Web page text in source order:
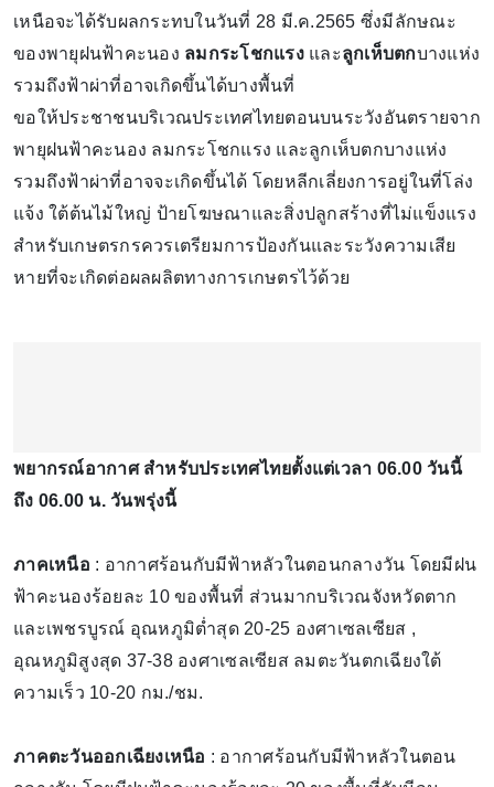
เหนือจะได้รับผลกระทบในวันที่ 28 มี.ค.2565 ซึ่งมีลักษณะ
ของพายุฝนฟ้าคะนอง ลมกระโชกแรงและลูกเห็บตกบางแห่ง
รวมถึงฟ้าผ่าที่อาจเกิดขึ้นได้บางพื้นที่
ขอให้ประชาชนบริเวณประเทศไทยตอนบนระวังอันตรายจาก
พายุฝนฟ้าคะนอง ลมกระโชกแรง และลูกเห็บตกบางแห่ง
รวมถึงฟ้าผ่าที่อาจจะเกิดขึ้นได้ โดยหลีกเลี่ยงการอยู่ในที่โล่ง
แจ้ง ใต้ต้นไม้ใหญ่ ป้ายโฆษณาและสิ่งปลูกสร้างที่ไม่แข็งแรง
สำหรับเกษตรกรควรเตรียมการป้องกันและระวังความเสีย
หายที่จะเกิดต่อผลผลิตทางการเกษตรไว้ด้วย
พยากรณ์อากาศ สำหรับประเทศไทยตั้งแต่เวลา 06.00 วันนี้
ถึง 06.00 น. วันพรุ่งนี้
ภาคเหนือ : อากาศร้อนกับมีฟ้าหลัวในตอนกลางวัน โดยมีฝน
ฟ้าคะนองร้อยละ 10 ของพื้นที่ ส่วนมากบริเวณจังหวัดตาก
และเพชรบูรณ์ อุณหภูมิต่ำสุด 20-25 องศาเซลเซียส ,
อุณหภูมิสูงสุด 37-38 องศาเซลเซียส ลมตะวันตกเฉียงใต้
ความเร็ว 10-20 กม./ชม.
ภาคตะวันออกเฉียงเหนือ : อากาศร้อนกับมีฟ้าหลัวในตอน